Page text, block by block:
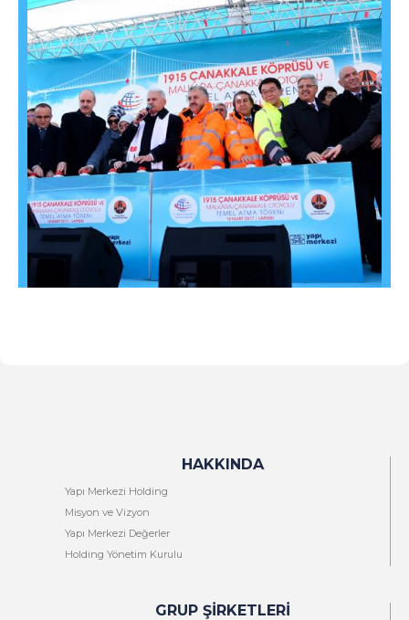
HAKKINDA
Yapı Merkezi Holding
Misyon ve Vizyon
Yapı Merkezi Değerler
Holding Yönetim Kurulu
GRUP ŞIRKETLERI